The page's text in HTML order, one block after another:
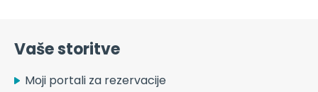
Vaše storitve
Moji portali za rezervacije